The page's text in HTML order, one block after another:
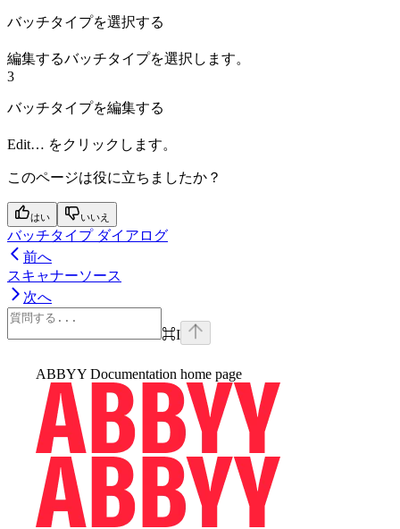
バッチタイプを選択する
編集するバッチタイプを選択します。
3
バッチタイプを編集する
Edit… をクリックします。
このページは役に立ちましたか？
はい いいえ
バッチタイプ ダイアログ
前へ
スキャナーソース
次へ
⌘I
ABBYY Documentation home page